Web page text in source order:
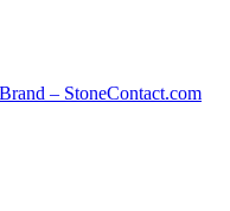
– StoneContact.com